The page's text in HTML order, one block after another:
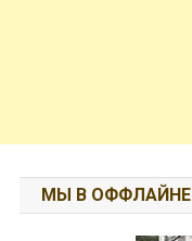
МЫ В ОФФЛАЙНЕ